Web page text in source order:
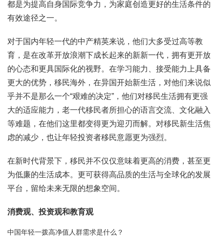
都是为提高自身国际竞争力，为家庭创造更好的生活条件的
有效途径之一。
对于国内年轻一代的中产精英来说，他们大多受过高等教
育，是在改革开放浪潮下成长起来的新新一代，拥有更开放
的心态和更具国际化的视野。在学习能力、接受能力上具备
更大的优势，移民海外，在异国开始新生活，对他们来说似
乎并不是那么一个“艰难的决定”，他们对移民生活拥有更强
大的适应能力，老一代移民者所担心的语言交流、文化融入
等难题，在他们这里都变得更为迎刃而解。对移民新生活焦
虑的减少，也让年轻投资者移民意愿更为强烈。
在新时代背景下，移民并不仅仅意味着更高的消费，甚至更
为低廉的生活成本。更可获得高品质的生活与全球化的发展
平台，留给未来无限的想象空间。
消费观、投资观和教育观
中国年轻一拨高净值人群需求是什么？